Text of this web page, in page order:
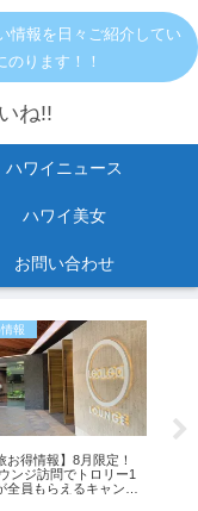
情報を日々ご紹介してい
ります！！
ね!!
ハワイニュース
ハワイ美女
お問い合わせ
報
お得情報】8月限定！
ンジ訪問でトロリー1
全員もらえるキャンペ